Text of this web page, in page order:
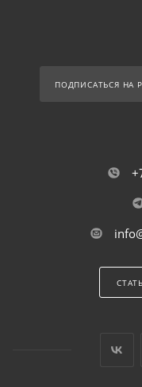
ПОДПИСАТЬСЯ НА